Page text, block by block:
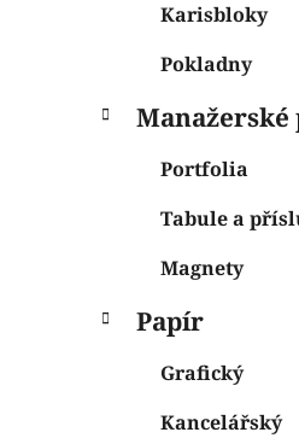
Karisbloky
Pokladny
Portfolia
Tabule a
Magnety
Papír
Grafický
Kancelářský